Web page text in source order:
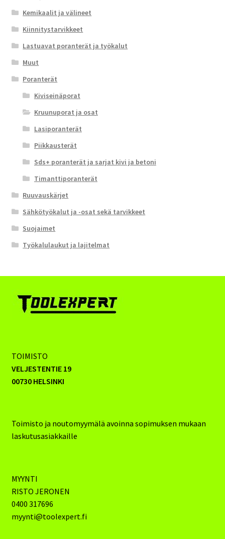
Kemikaalit ja välineet
Kiinnitystarvikkeet
Lastuavat poranterät ja työkalut
Muut
Poranterät
Kiviseinäporat
Kruunuporat ja osat
Lasiporanterät
Piikkausterät
Sds+ poranterät ja sarjat kivi ja betoni
Timanttiporanterät
Ruuvauskärjet
Sähkötyökalut ja -osat sekä tarvikkeet
Suojaimet
Työkalulaukut ja lajitelmat
TOIMISTO
VELJESTENTIE 19
00730 HELSINKI
Toimisto ja noutomyymälä avoinna sopimuksen mukaan
laskutusasiakkaille
MYYNTI
RISTO JERONEN
0400 317696
myynti@toolexpert.fi